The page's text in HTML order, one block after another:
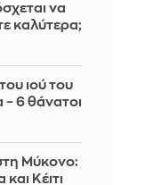
να
καλύτερα;
ιού του
– 6 θάνατοι
Μύκονο:
Κέιτι